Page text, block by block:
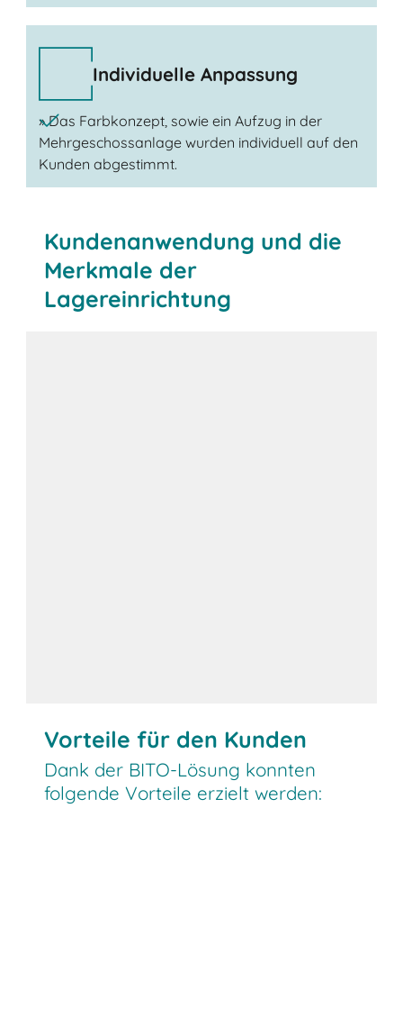
Individuelle Anpassung
» Das Farbkonzept, sowie ein Aufzug in der
Mehrgeschossanlage wurden individuell auf den
Kunden abgestimmt.
Kundenanwendung und die
Merkmale der
Lagereinrichtung
Vorteile für den Kunden
Dank der BITO-Lösung konnten
folgende Vorteile erzielt werden: